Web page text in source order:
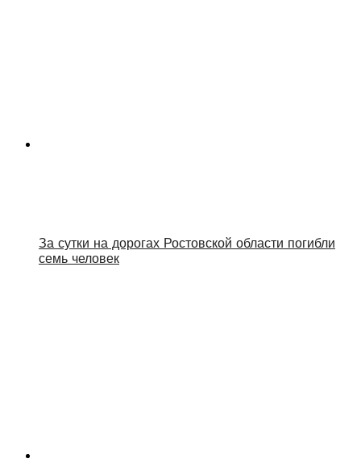
За сутки на дорогах Ростовской области погибли
семь человек